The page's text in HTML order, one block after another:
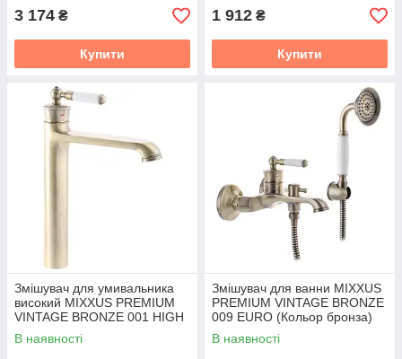
3 174 ₴
Купити
1 912 ₴
Купити
Змішувач для умивальника
високий MIXXUS PREMIUM
VINTAGE BRONZE 001 HIGH
(Кольор бронза) (MI2860)
В наявності
Змішувач для ванни MIXXUS
PREMIUM VINTAGE BRONZE
009 EURO (Кольор бронза)
(MI2862)
В наявності